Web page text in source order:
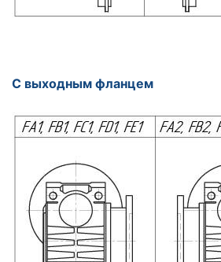
С выходным фланцем